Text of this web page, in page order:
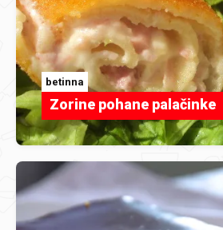
betinna
Zorine pohane palačinke